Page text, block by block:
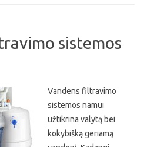
sistemos
Vandens filtravimo
sistemos namui
užtikrina valytą bei
kokybišką geriamą